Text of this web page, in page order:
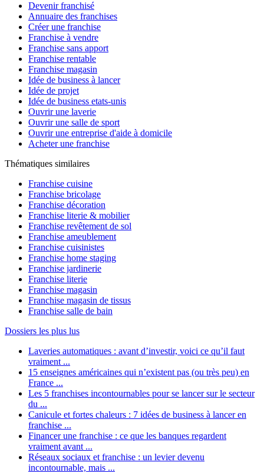
Devenir franchisé
Annuaire des franchises
Créer une franchise
Franchise à vendre
Franchise sans apport
Franchise rentable
Franchise magasin
Idée de business à lancer
Idée de projet
Idée de business etats-unis
Ouvrir une laverie
Ouvrir une salle de sport
Ouvrir une entreprise d'aide à domicile
Acheter une franchise
Thématiques similaires
Franchise cuisine
Franchise bricolage
Franchise décoration
Franchise literie & mobilier
Franchise revêtement de sol
Franchise ameublement
Franchise cuisinistes
Franchise home staging
Franchise jardinerie
Franchise literie
Franchise magasin
Franchise magasin de tissus
Franchise salle de bain
Dossiers les plus lus
Laveries automatiques : avant d’investir, voici ce qu’il faut
vraiment ...
15 enseignes américaines qui n’existent pas (ou très peu) en
France ...
Les 5 franchises incontournables pour se lancer sur le secteur
du ...
Canicule et fortes chaleurs : 7 idées de business à lancer en
franchise ...
Financer une franchise : ce que les banques regardent
vraiment avant ...
Réseaux sociaux et franchise : un levier devenu
incontournable, mais ...